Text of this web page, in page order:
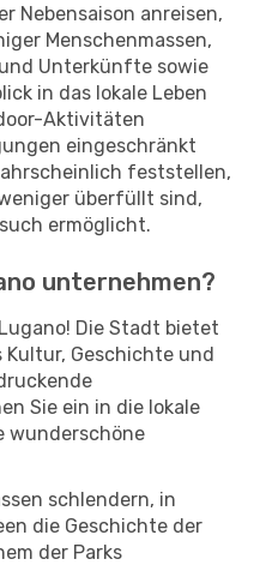
Nebensaison anreisen,
Menschenmassen,
Unterkünfte sowie
in das lokale Leben
Aktivitäten
eingeschränkt
feststellen,
überfüllt sind,
ermöglicht.
unternehmen?
Die Stadt bietet
Geschichte und
Sie ein in die lokale
wunderschöne
schlendern, in
die Geschichte der
der Parks